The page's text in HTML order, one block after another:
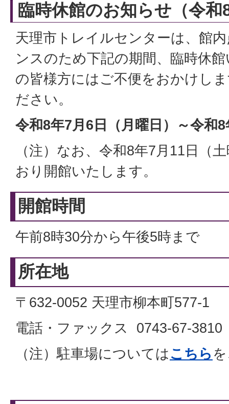
臨時休館のお知らせ（令和
天理市トレイルセンターは、館
ンスのため下記の期間、臨時休
の皆様方にはご不便をおかけし
ださい。
令和8年7月6日（月曜日）～令和
（注）なお、令和8年7月11日（
おり開館いたします。
開館時間
午前8時30分から午後5時まで
所在地
〒632-0052 天理市柳本町577-1
電話・ファックス 0743-67-3810
（注）駐車場についてはこちら